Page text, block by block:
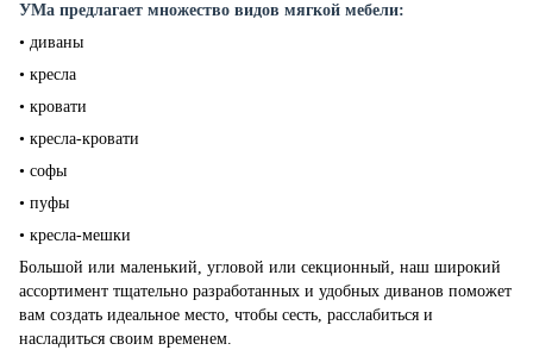
УМа предлагает множество видов мягкой мебели:
• диваны
• кресла
• кровати
• кресла-кровати
• софы
• пуфы
• кресла-мешки
Большой или маленький, угловой или секционный, наш широкий
ассортимент тщательно разработанных и удобных диванов поможет
вам создать идеальное место, чтобы сесть, расслабиться и
насладиться своим временем.